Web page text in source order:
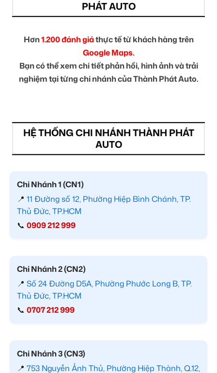
PHÁT AUTO
Hơn1.200 đánh giáthực tế từ khách hàng trên
Google Maps.
Bạn có thể xem chi tiết phản hồi, hình ảnh và trải
nghiệm tại từng chi nhánh của Thành Phát Auto.
HỆ THỐNG CHI NHÁNH THÀNH PHÁT
AUTO
Chi Nhánh 1 (CN1)
📍 11 Đường số 12, Phường Hiệp Bình Chánh, TP.
Thủ Đức, TP.HCM
📞 0909 212 999
Chi Nhánh 2 (CN2)
📍 Số 24 Đường D5A, Phường Phước Long B, TP.
Thủ Đức, TP.HCM
📞 0707 212 999
Chi Nhánh 3 (CN3)
📍 753 Nguyễn Ảnh Thủ, Phường Hiệp Thành, Q.12,